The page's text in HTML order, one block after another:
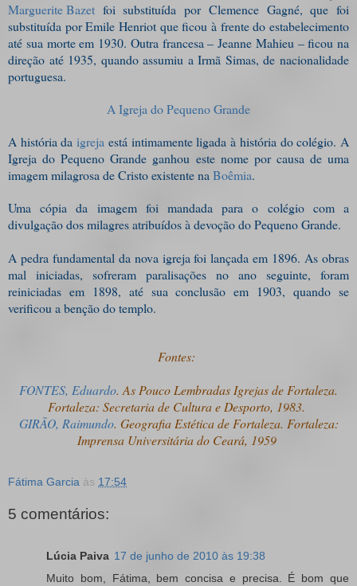
Marguerite Bazet foi substituída por Clemence Gagné, que foi
substituída por Emile Henriot que ficou à frente do estabelecimento
até sua morte em 1930. Outra francesa – Jeanne Mahieu – ficou na
direção até 1935, quando assumiu a Irmã Simas, de nacionalidade
portuguesa.
A Igreja do Pequeno Grande
A história daigreja está intimamente ligada à história do colégio. A
Igreja do Pequeno Grande ganhou este nome por causa de uma
imagem milagrosa de Cristo existente na Boêmia.
Uma cópia da imagem foi mandada para o colégio com a
divulgação dos milagres atribuídos à devoção do Pequeno Grande.
A pedra fundamental da nova igreja foi lançada em 1896. As obras
mal iniciadas, sofreram paralisações no ano seguinte, foram
reiniciadas em 1898, até sua conclusão em 1903, quando se
verificou a benção do templo.
Fontes:
FONTES, Eduardo. As Pouco Lembradas Igrejas de Fortaleza.
Fortaleza: Secretaria de Cultura e Desporto, 1983.
GIRÃO, Raimundo. Geografia Estética de Fortaleza. Fortaleza:
Imprensa Universitária do Ceará, 1959
Fátima Garcia às 17:54
5 comentários:
Lúcia Paiva 17 de junho de 2010 às 19:38
Muito bom, Fátima, bem concisa e precisa. É bom que